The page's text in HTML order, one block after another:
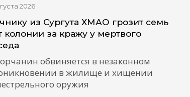
2026
из Сургута ХМАО грозит семь
колонии за кражу у мертвого
обвиняется в незаконном
в жилище и хищении
оружия